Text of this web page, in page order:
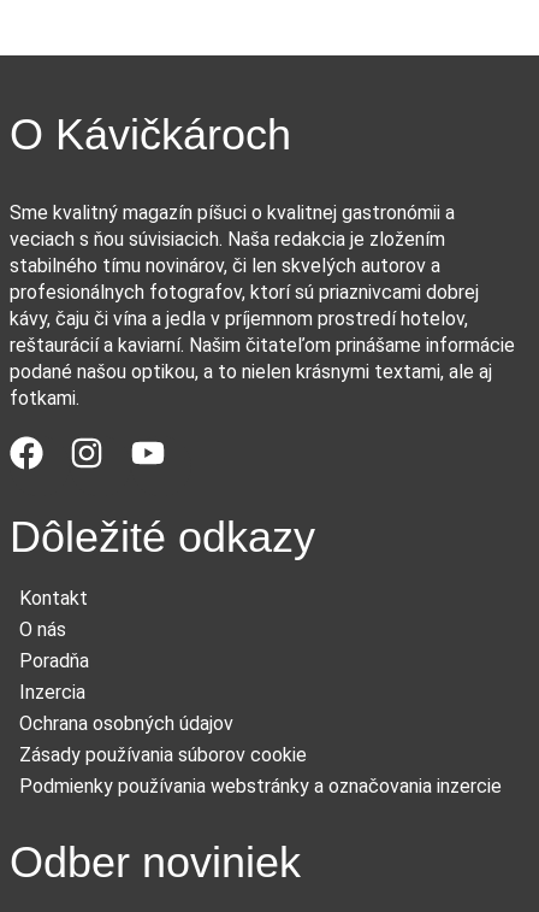
O Kávičkároch
Sme kvalitný magazín píšuci o kvalitnej gastronómii a
veciach s ňou súvisiacich. Naša redakcia je zložením
stabilného tímu novinárov, či len skvelých autorov a
profesionálnych fotografov, ktorí sú priaznivcami dobrej
kávy, čaju či vína a jedla v príjemnom prostredí hotelov,
reštaurácií a kaviarní. Našim čitateľom prinášame informácie
podané našou optikou, a to nielen krásnymi textami, ale aj
fotkami.
Dôležité odkazy
Kontakt
O nás
Poradňa
Inzercia
Ochrana osobných údajov
Zásady používania súborov cookie
Podmienky používania webstránky a označovania inzercie
Odber noviniek